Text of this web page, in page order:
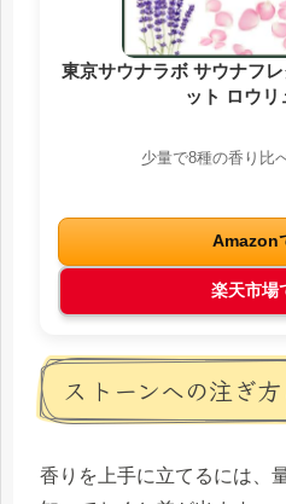
東京サウナラボ サウナフ
ット ロウリ
少量で8種の香り比
Amazon
楽天市場
ストーンへの注ぎ
香りを上手に立てるには、